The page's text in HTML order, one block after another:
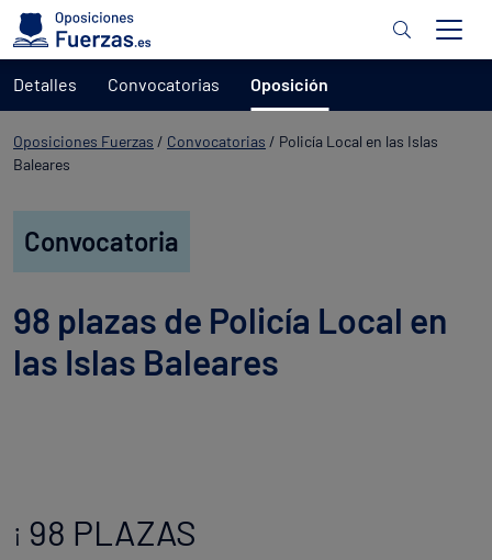
Oposiciones Fuerzas / Convocatorias / Policía Local en las Islas
Baleares
Convocatoria
98 plazas de Policía Local en
las Islas Baleares
¡ 98 PLAZAS
Detalles Convocatorias Oposición